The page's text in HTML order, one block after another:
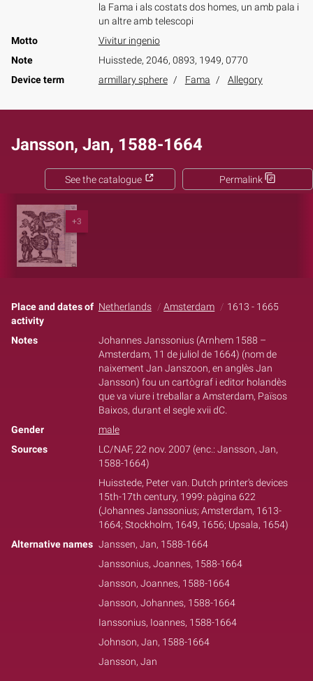
la Fama i als costats dos homes, un amb pala i
un altre amb telescopi
Motto
Vivitur ingenio
Note
Huisstede, 2046, 0893, 1949, 0770
Device term
armillary sphere Fama Allegory
Jansson, Jan, 1588-1664
Permalink
See the catalogue
+3
Place and dates of
activity
Netherlands Amsterdam 1613 - 1665
Notes
Johannes Janssonius (Arnhem 1588 –
Amsterdam, 11 de juliol de 1664) (nom de
naixement Jan Janszoon, en anglès Jan
Jansson) fou un cartògraf i editor holandès
que va viure i treballar a Amsterdam, Països
Baixos, durant el segle xvii dC.
Gender
male
Sources
LC/NAF, 22 nov. 2007 (enc.: Jansson, Jan,
1588-1664)
Huisstede, Peter van. Dutch printer's devices
15th-17th century, 1999: pàgina 622
(Johannes Janssonius; Amsterdam, 1613-
1664; Stockholm, 1649, 1656; Upsala, 1654)
Alternative names Janssen, Jan, 1588-1664
Janssonius, Joannes, 1588-1664
Jansson, Joannes, 1588-1664
Jansson, Johannes, 1588-1664
Ianssonius, Ioannes, 1588-1664
Johnson, Jan, 1588-1664
Jansson, Jan